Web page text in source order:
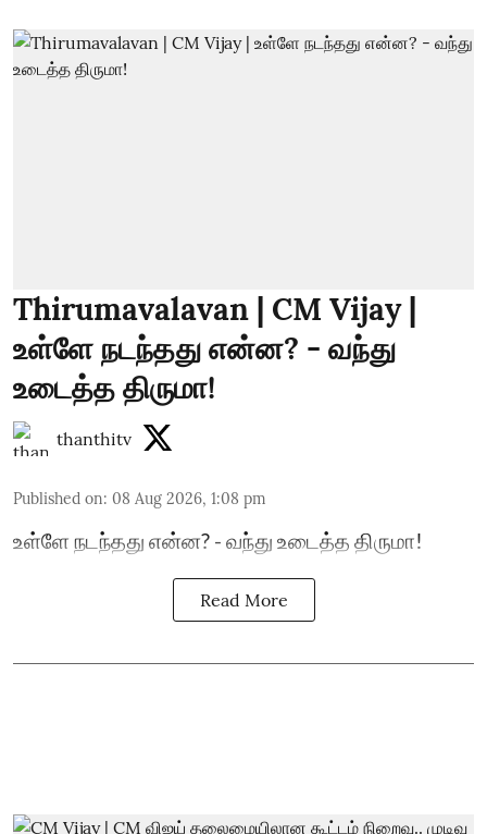
Thirumavalavan | CM Vijay |
உள்ளே நடந்தது என்ன? - வந்து
உடைத்த திருமா!
thanthitv
Published on: 08 Aug 2026, 1:08 pm
உள்ளே நடந்தது என்ன? - வந்து உடைத்த திருமா!
Read More